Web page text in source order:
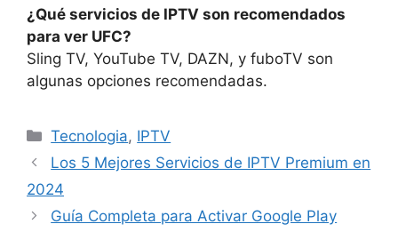
¿Qué servicios de IPTV son recomendados
para ver UFC?
Sling TV, YouTube TV, DAZN, y fuboTV son
algunas opciones recomendadas.
Categorías
Tecnologia, IPTV
Los 5 Mejores Servicios de IPTV Premium en
2024
Guía Completa para Activar Google Play